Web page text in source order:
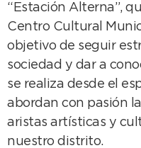
“Estación Alterna”,
Centro Cultural
objetivo de seguir
sociedad y dar a
se realiza desde el
abordan con pasión
aristas artísticas y
nuestro distrito.